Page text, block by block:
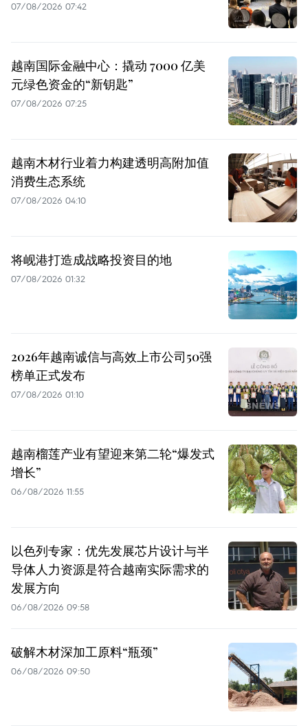
07/08/2026 07:42
越南国际金融中心：撬动 7000 亿美
元绿色资金的“新钥匙”
07/08/2026 07:25
越南木材行业着力构建透明高附加值
消费生态系统
07/08/2026 04:10
将岘港打造成战略投资目的地
07/08/2026 01:32
2026年越南诚信与高效上市公司50强
榜单正式发布
07/08/2026 01:10
越南榴莲产业有望迎来第二轮“爆发式
增长”
06/08/2026 11:55
以色列专家：优先发展芯片设计与半
导体人力资源是符合越南实际需求的
发展方向
06/08/2026 09:58
破解木材深加工原料“瓶颈”
06/08/2026 09:50